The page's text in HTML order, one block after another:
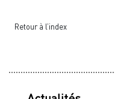
Retour à l’index